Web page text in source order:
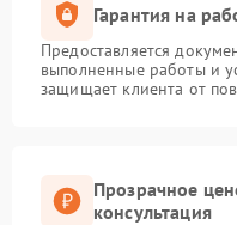
Гарантия на
Предоставляется
выполненные работы и
защищает клиента от
Прозрачное
консультация